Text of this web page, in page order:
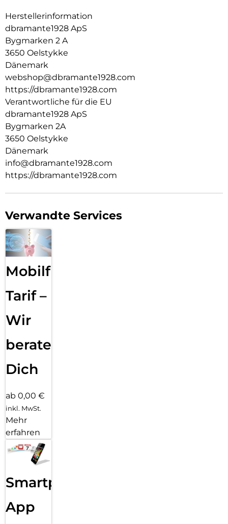
Herstellerinformation
dbramante1928 ApS
Bygmarken 2 A
3650 Oelstykke
Dänemark
webshop@dbramante1928.com
https://dbramante1928.com
Verantwortliche für die EU
dbramante1928 ApS
Bygmarken 2A
3650 Oelstykke
Dänemark
info@dbramante1928.com
https://dbramante1928.com
Verwandte Services
Mobilfunk
Tarif –
Wir
beraten
Dich
ab 0,00 €
inkl. MwSt.
Mehr
erfahren
Smartphone
App